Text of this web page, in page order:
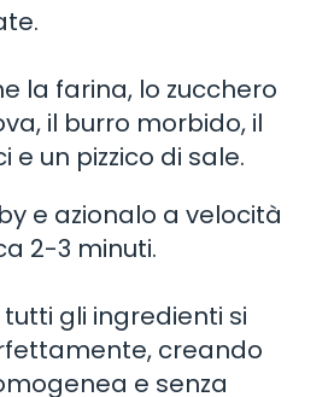
la farina, lo zucchero
il burro morbido, il
e un pizzico di sale.
e azionalo a velocità
2-3 minuti.
gli ingredienti si
creando
e senza